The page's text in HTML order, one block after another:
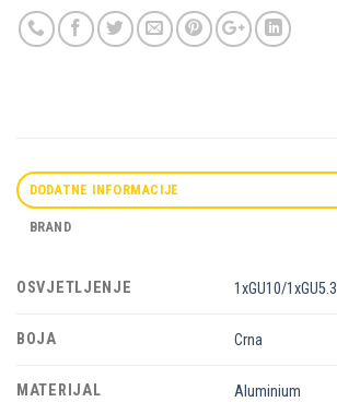
DODATNE INFORMACIJE
BRAND
OSVJETLJENJE 1xGU10/1xGU5.3
BOJA Crna
MATERIJAL Aluminium